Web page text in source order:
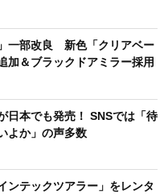
一部改良 新色「クリアベー
加＆ブラックドアミラー採用
日本でも発売！ SNSでは「待
よか」の声多数
ンテックツアラー」をレンタ